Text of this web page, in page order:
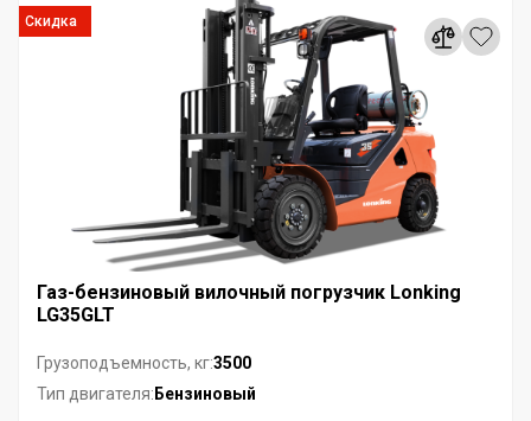
Скидка
Газ-бензиновый вилочный погрузчик Lonking
LG35GLT
Грузоподъемность, кг:3500
Тип двигателя: Бензиновый